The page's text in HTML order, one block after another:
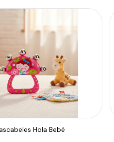
Hola Bebé